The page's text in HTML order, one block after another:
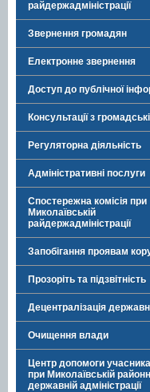
райдержадміністрації
Звернення громадян
Електронне звернення
Доступ до публічної
Консультації з
Регуляторна діяльність
Адміністративні послуги
Спостережна комісія при
Миколаївській
райдержадміністрації
Запобігання проявам
Прозоріть та підзвітність
Децентралізація
Очищення влади
Центр допомоги
при Миколаївській
державній адміністрації